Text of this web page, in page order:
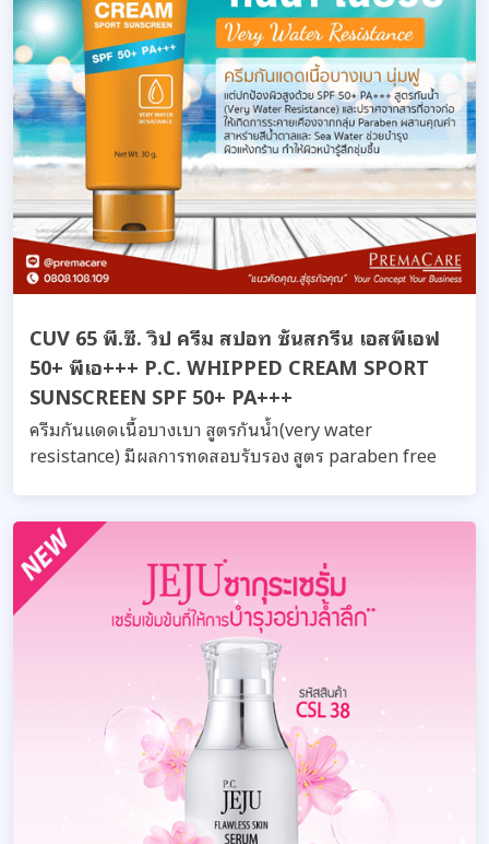
CUV 65 พี.ซี. วิป ครีม สปอท ซันสกรีน เอสพีเอฟ
50+ พีเอ+++ P.C. WHIPPED CREAM SPORT
SUNSCREEN SPF 50+ PA+++
ครีมกันแดดเนื้อบางเบา สูตรกันน้ำ(very water
resistance) มีผลการทดสอบรับรอง สูตร paraben free